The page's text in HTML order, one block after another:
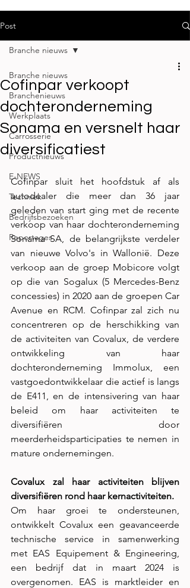
Post
Branche nieuws
Branchenieuws
Werkplaats
Carrosserie
Productnieuws
E-NEWS
Techniek
Bedrijfsbezoeken
Reportages
Branche nieuws
Cofinpar verkoopt
dochteronderneming
Sonama en versnelt haar
diversificatiest
Cofinpar sluit het hoofdstuk af als
autodealer die meer dan 36 jaar
geleden van start ging met de recente
verkoop van haar dochteronderneming
Sonama SA, de belangrijkste verdeler
van nieuwe Volvo's in Wallonië. Deze
verkoop aan de groep Mobicore volgt
op die van Sogalux (5 Mercedes-Benz
concessies) in 2020 aan de groepen Car
Avenue en RCM. Cofinpar zal zich nu
concentreren op de herschikking van
de activiteiten van Covalux, de verdere
ontwikkeling van haar
dochteronderneming Immolux, een
vastgoedontwikkelaar die actief is langs
de E411, en de intensivering van haar
beleid om haar activiteiten te
diversifiëren door
meerderheidsparticipaties te nemen in
mature ondernemingen.
Covalux zal haar activiteiten blijven
diversifiëren rond haar kernactiviteiten.
Om haar groei te ondersteunen,
ontwikkelt Covalux een geavanceerde
technische service in samenwerking
met EAS Equipement & Engineering,
een bedrijf dat in maart 2024 is
overgenomen. EAS is marktleider en